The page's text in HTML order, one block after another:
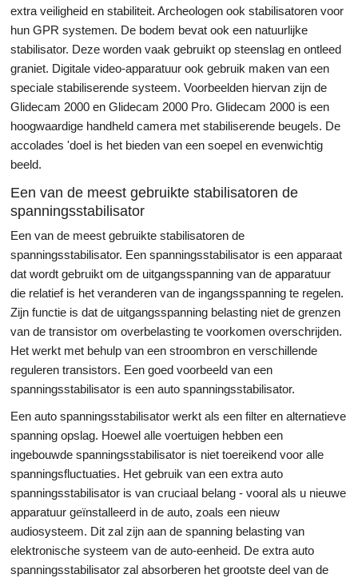
extra veiligheid en stabiliteit. Archeologen ook stabilisatoren voor
hun GPR systemen. De bodem bevat ook een natuurlijke
stabilisator. Deze worden vaak gebruikt op steenslag en ontleed
graniet. Digitale video-apparatuur ook gebruik maken van een
speciale stabiliserende systeem. Voorbeelden hiervan zijn de
Glidecam 2000 en Glidecam 2000 Pro. Glidecam 2000 is een
hoogwaardige handheld camera met stabiliserende beugels. De
accolades 'doel is het bieden van een soepel en evenwichtig
beeld.
Een van de meest gebruikte stabilisatoren de
spanningsstabilisator
Een van de meest gebruikte stabilisatoren de
spanningsstabilisator. Een spanningsstabilisator is een apparaat
dat wordt gebruikt om de uitgangsspanning van de apparatuur
die relatief is het veranderen van de ingangsspanning te regelen.
Zijn functie is dat de uitgangsspanning belasting niet de grenzen
van de transistor om overbelasting te voorkomen overschrijden.
Het werkt met behulp van een stroombron en verschillende
reguleren transistors. Een goed voorbeeld van een
spanningsstabilisator is een auto spanningsstabilisator.
Een auto spanningsstabilisator werkt als een filter en alternatieve
spanning opslag. Hoewel alle voertuigen hebben een
ingebouwde spanningsstabilisator is niet toereikend voor alle
spanningsfluctuaties. Het gebruik van een extra auto
spanningsstabilisator is van cruciaal belang - vooral als u nieuwe
apparatuur geïnstalleerd in de auto, zoals een nieuw
audiosysteem. Dit zal zijn aan de spanning belasting van
elektronische systeem van de auto-eenheid. De extra auto
spanningsstabilisator zal absorberen het grootste deel van de